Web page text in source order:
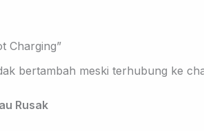
Charging”
bertambah meski terhubung ke
Rusak